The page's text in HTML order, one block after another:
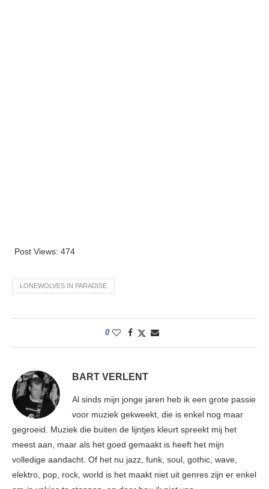
Post Views: 474
LONEWOLVES IN PARADISE
0
BART VERLENT
Al sinds mijn jonge jaren heb ik een grote passie
voor muziek gekweekt, die is enkel nog maar
gegroeid. Muziek die buiten de lijntjes kleurt spreekt mij het
meest aan, maar als het goed gemaakt is heeft het mijn
volledige aandacht. Of het nu jazz, funk, soul, gothic, wave,
elektro, pop, rock, world is het maakt niet uit genres zijn er enkel